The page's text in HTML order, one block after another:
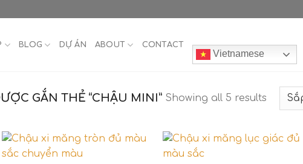
BLOG DỰ ÁN ABOUT CONTACT
Vietnamese
GẮN THẺ “CHẬU MINI” Showing all 5 results